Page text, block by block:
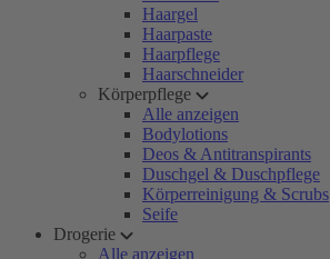
Haargel
Haarpaste
Haarpflege
Haarschneider
Körperpflege
Alle anzeigen
Bodylotions
Deos & Antitranspirants
Duschgel & Duschpflege
Körperreinigung & Scrubs
Seife
Drogerie
Alle anzeigen